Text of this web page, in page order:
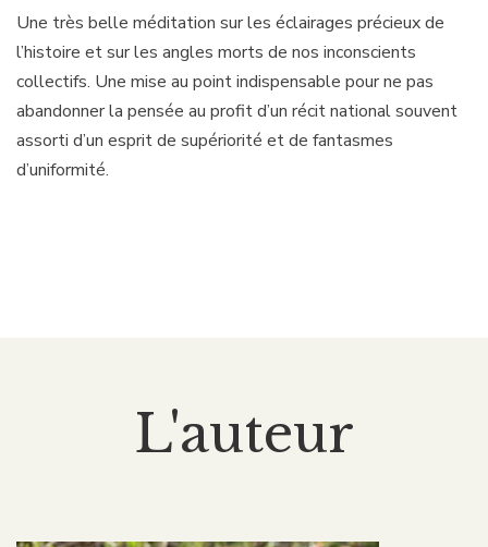
Une très belle méditation sur les éclairages précieux de
l’histoire et sur les angles morts de nos inconscients
collectifs. Une mise au point indispensable pour ne pas
abandonner la pensée au profit d’un récit national souvent
assorti d’un esprit de supériorité et de fantasmes
d’uniformité.
L'auteur